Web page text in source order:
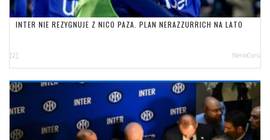
INTER NIE REZYGNUJE Z NICO PAZA. PLAN NERAZZURRICH NA LATO
[2] NerioCorsi